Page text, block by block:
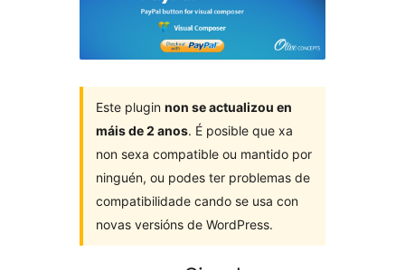
Este plugin non se actualizou en
máis de 2 anos. É posible que xa
non sexa compatible ou mantido por
ninguén, ou podes ter problemas de
compatibilidade cando se usa con
novas versións de WordPress.